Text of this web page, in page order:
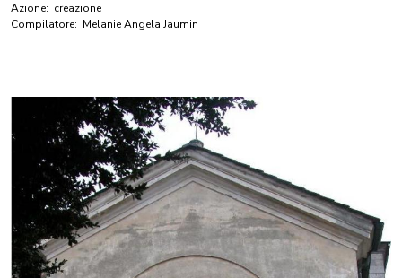
Azione: creazione
Compilatore: Melanie Angela Jaumin